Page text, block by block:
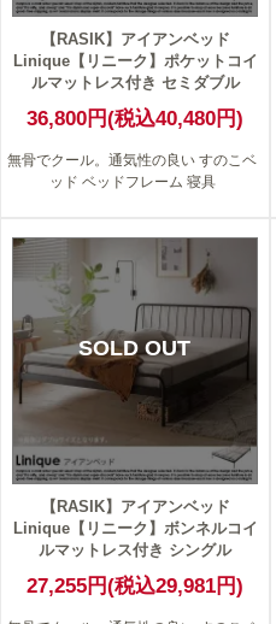
【RASIK】アイアンベッド
Linique【リニーク】ポケットコイ
ルマットレス付き セミダブル
36,800円(税込40,480円)
無骨でクール。通気性の良い すのこベ
ッド ベッドフレーム 寝具
SOLD OUT
【RASIK】アイアンベッド
Linique【リニーク】ボンネルコイ
ルマットレス付き シングル
27,255円(税込29,981円)